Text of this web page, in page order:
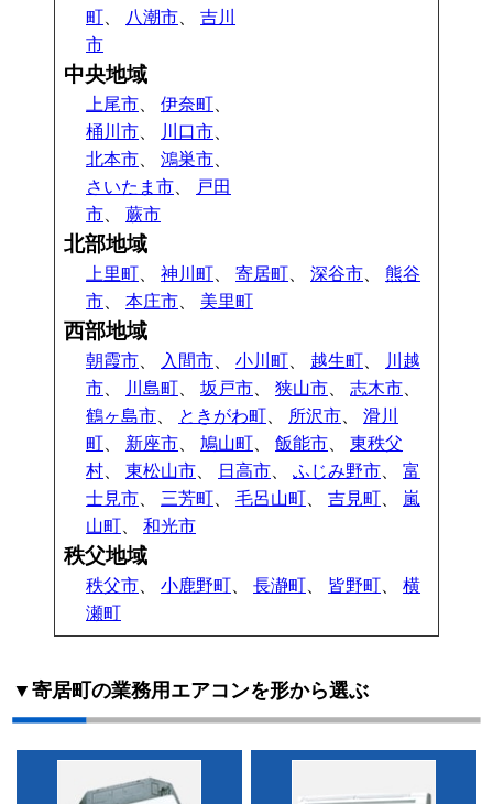
町
八潮市 、吉川
市
中央地域
上尾市 、伊奈町
桶川市
川口市
北本市 、鴻巣市
さいたま市
戸田
市 、蕨市
北部地域
上里町 、神川町 、寄居町 、深谷市 、熊谷
市 、本庄市 美里町
西部地域
朝霞市 入間市 、小川町 越生町
川越
市
川島町 、坂戸市 、狭山市 、志木市
鶴ヶ島市
ときがわ町 所沢市 、滑川
町
新座市 、鳩山町 、飯能市 、東秩父
村 、東松山市 日高市 、ふじみ野市 、富
士見市
三芳町 、毛呂山町 、吉見町
嵐
山町 、和光市
秩父地域
秩父市 、小鹿野町 、長瀞町 皆野町 、横
瀬町
▼寄居町の業務用エアコンを形から選ぶ